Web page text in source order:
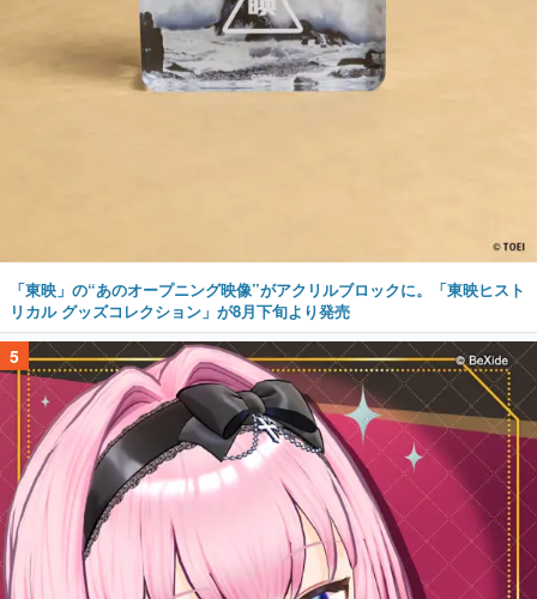
「東映」の“あのオープニング映像”がアクリルブロックに。「東映ヒスト
リカル グッズコレクション」が8月下旬より発売
5